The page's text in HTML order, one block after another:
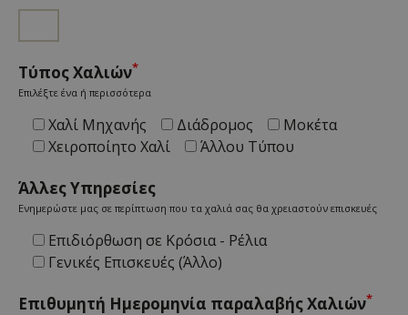
Τύπος Χαλιών*
Επιλέξτε ένα ή περισσότερα
Χαλί Μηχανής Διάδρομος
Μοκέτα
Χειροποίητο Χαλί
Άλλου Τύπου
Άλλες Υπηρεσίες
Ενημερώστε μας σε περίπτωση που τα χαλιά σας θα χρειαστούν επισκευές
Επιδιόρθωση σε Κρόσια - Ρέλια
Γενικές Επισκευές (Άλλο)
Επιθυμητή Ημερομηνία παραλαβής Χαλιών*